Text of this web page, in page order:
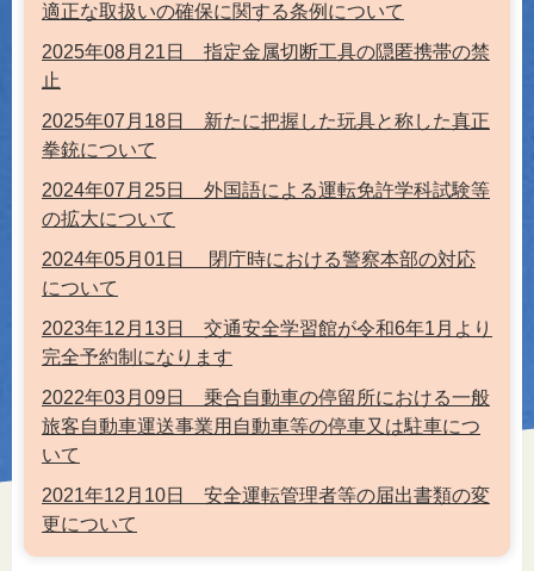
適正な取扱いの確保に関する条例について
2025年08月21日 指定金属切断工具の隠匿携帯の禁
止
2025年07月18日 新たに把握した玩具と称した真正
拳銃について
2024年07月25日 外国語による運転免許学科試験等
の拡大について
2024年05月01日 閉庁時における警察本部の対応
について
2023年12月13日 交通安全学習館が令和6年1月より
完全予約制になります
2022年03月09日 乗合自動車の停留所における一般
旅客自動車運送事業用自動車等の停車又は駐車につ
いて
2021年12月10日 安全運転管理者等の届出書類の変
更について